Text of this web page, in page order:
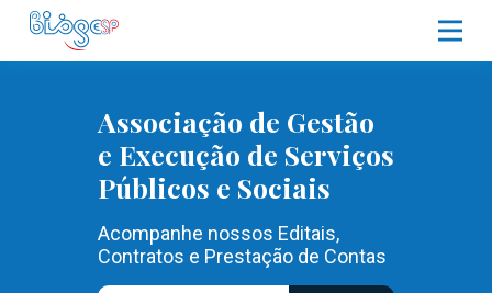
Associação de Gestão
e Execução de Serviços
Públicos e Sociais
Acompanhe nossos Editais,
Contratos e Prestação de Contas